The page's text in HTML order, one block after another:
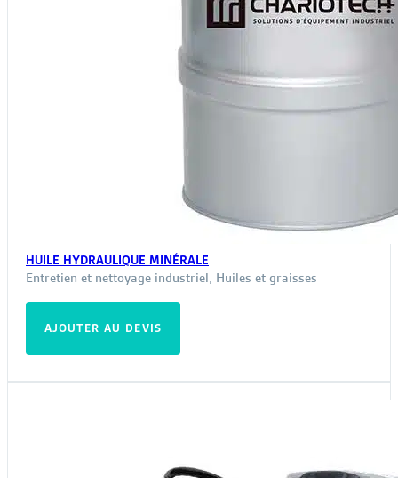
HUILE HYDRAULIQUE MINÉRALE
Entretien et nettoyage industriel, Huiles et graisses
AJOUTER AU DEVIS